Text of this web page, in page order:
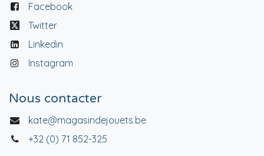
Facebook
Twitter
Linkedin
Instagram
Nous contacter
kate@magasindejouets.be
+32 (0) 71 852-325